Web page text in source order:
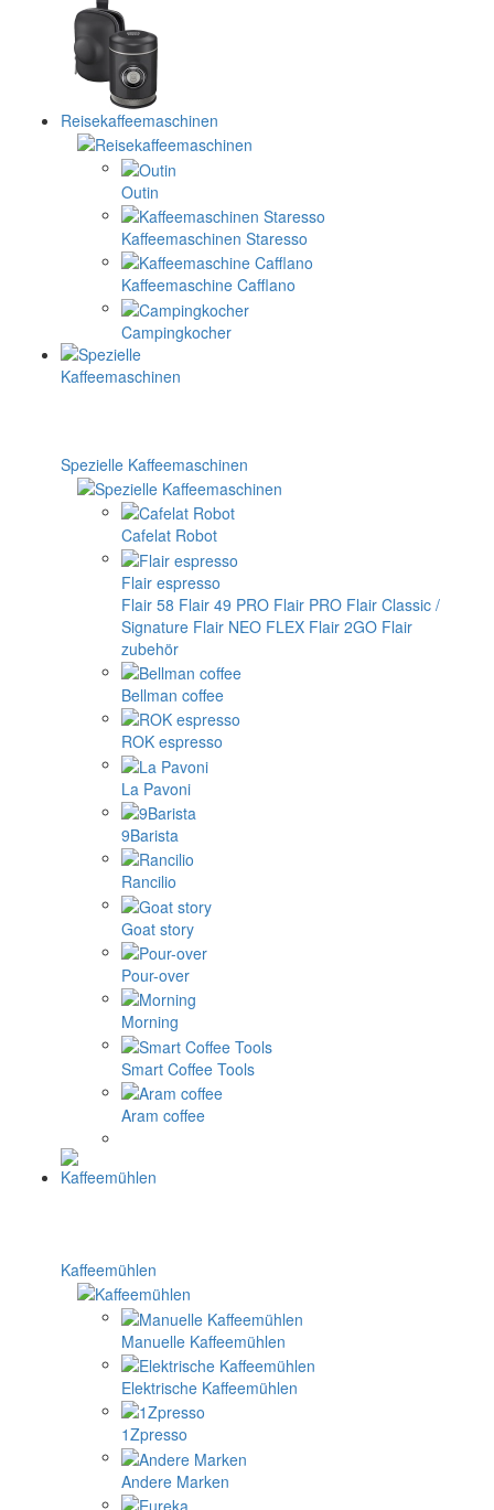
Reisekaffeemaschinen
Outin
Kaffeemaschinen Staresso
Kaffeemaschine Cafflano
Campingkocher
Spezielle Kaffeemaschinen
Cafelat Robot
Flair espresso
Flair 58 Flair 49 PRO Flair PRO Flair Classic /
Signature Flair NEO FLEX Flair 2GO Flair
zubehör
Bellman coffee
ROK espresso
La Pavoni
9Barista
Rancilio
Goat story
Pour-over
Morning
Smart Coffee Tools
Aram coffee
Kaffeemühlen
Manuelle Kaffeemühlen
Elektrische Kaffeemühlen
1Zpresso
Andere Marken